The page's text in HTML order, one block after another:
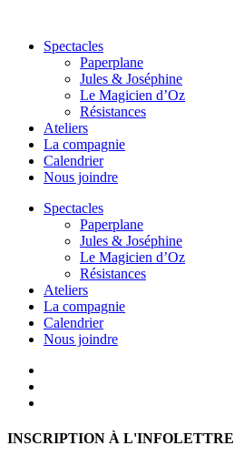
contenuSpectacles
Paperplane
Jules & Joséphine
Le Magicien d’Oz
Résistances
Ateliers
La compagnie
Calendrier
Nous joindre
Spectacles
Paperplane
Jules & Joséphine
Le Magicien d’Oz
Résistances
Ateliers
La compagnie
Calendrier
Nous joindre
INSCRIPTION À L'INFOLETTRE